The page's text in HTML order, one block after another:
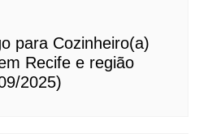
para Cozinheiro(a)
Recife e região
2025)